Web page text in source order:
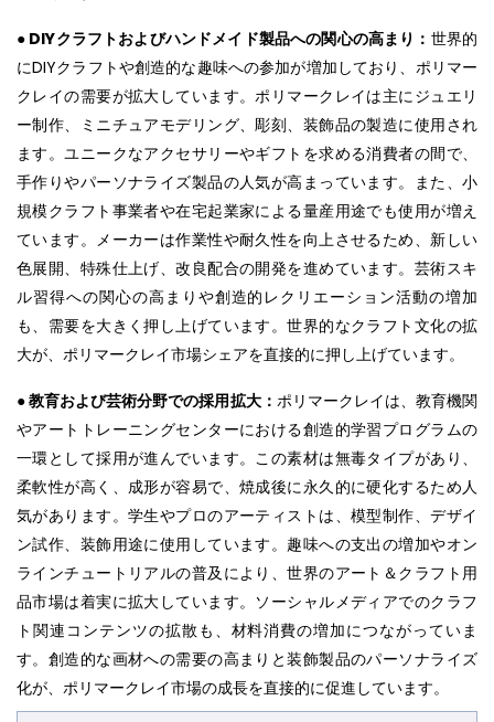
● DIYクラフトおよびハンドメイド製品への関心の高まり： 世界的
にDIYクラフトや創造的な趣味への参加が増加しており、ポリマー
クレイの需要が拡大しています。ポリマークレイは主にジュエリ
ー制作、ミニチュアモデリング、彫刻、装飾品の製造に使用され
ます。ユニークなアクセサリーやギフトを求める消費者の間で、
手作りやパーソナライズ製品の人気が高まっています。また、小
規模クラフト事業者や在宅起業家による量産用途でも使用が増え
ています。メーカーは作業性や耐久性を向上させるため、新しい
色展開、特殊仕上げ、改良配合の開発を進めています。芸術スキ
ル習得への関心の高まりや創造的レクリエーション活動の増加
も、需要を大きく押し上げています。世界的なクラフト文化の拡
大が、ポリマークレイ市場シェアを直接的に押し上げています。
● 教育および芸術分野での採用拡大： ポリマークレイは、教育機関
やアートトレーニングセンターにおける創造的学習プログラムの
一環として採用が進んでいます。この素材は無毒タイプがあり、
柔軟性が高く、成形が容易で、焼成後に永久的に硬化するため人
気があります。学生やプロのアーティストは、模型制作、デザイ
ン試作、装飾用途に使用しています。趣味への支出の増加やオン
ラインチュートリアルの普及により、世界のアート＆クラフト用
品市場は着実に拡大しています。ソーシャルメディアでのクラフ
ト関連コンテンツの拡散も、材料消費の増加につながっていま
す。創造的な画材への需要の高まりと装飾製品のパーソナライズ
化が、ポリマークレイ市場の成長を直接的に促進しています。